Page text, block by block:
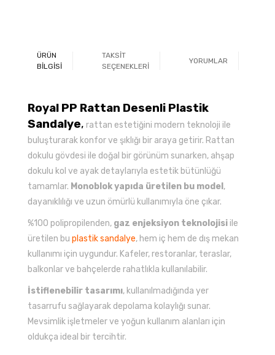
ÜRÜN
BİLGİSİ
TAKSİT
SEÇENEKLERİ
YORUMLAR
Royal PP Rattan Desenli Plastik
Sandalye, rattan estetiğini modern teknoloji ile
buluşturarak konfor ve şıklığı bir araya getirir. Rattan
dokulu gövdesi ile doğal bir görünüm sunarken, ahşap
dokulu kol ve ayak detaylarıyla estetik bütünlüğü
tamamlar. Monoblok yapıda üretilen bu model ,
dayanıklılığı ve uzun ömürlü kullanımıyla öne çıkar.
%100 polipropilenden, gaz enjeksiyon teknolojisi ile
üretilen bu plastik sandalye, hem iç hem de dış mekan
kullanımı için uygundur. Kafeler, restoranlar, teraslar,
balkonlar ve bahçelerde rahatlıkla kullanılabilir.
İstiflenebilir tasarımı, kullanılmadığında yer
tasarrufu sağlayarak depolama kolaylığı sunar.
Mevsimlik işletmeler ve yoğun kullanım alanları için
oldukça ideal bir tercihtir.